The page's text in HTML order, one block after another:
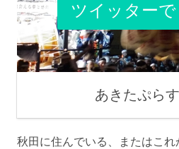
ツイッター
あきたぷら
秋田に住んでいる、またはこ